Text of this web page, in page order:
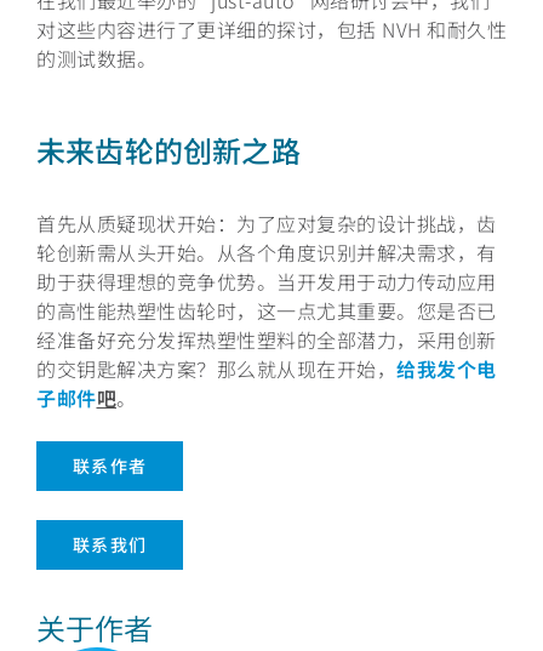
对这些内容进行了更详细的探讨，包括 NVH 和耐久性
的测试数据。
未来齿轮的创新之路
首先从质疑现状开始：为了应对复杂的设计挑战，齿
轮创新需从头开始。从各个角度识别并解决需求，有
助于获得理想的竞争优势。当开发用于动力传动应用
的高性能热塑性齿轮时，这一点尤其重要。您是否已
经准备好充分发挥热塑性塑料的全部潜力，采用创新
的交钥匙解决方案？那么就从现在开始， 给我发个电
子邮件吧。
联系作者
联系我们
关于作者